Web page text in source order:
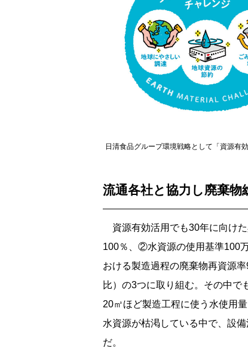
日清食品グループ環境戦略として「資源有
流通各社と協力し廃棄物
資源有効活用でも30年に向け
100％、②水資源の使用基準100
おける製造過程の廃棄物再資源
比）の3つに取り組む。その中で
20㎥ほど製造工程に使う水使用
水資源が枯渇している中で、設
だ。